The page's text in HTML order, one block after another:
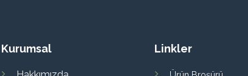
Kurumsal Linkler